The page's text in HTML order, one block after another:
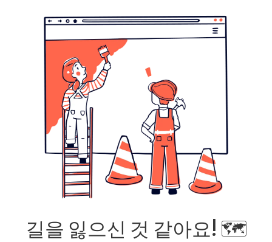
길을 잃으신 것 같아요! 🗺️